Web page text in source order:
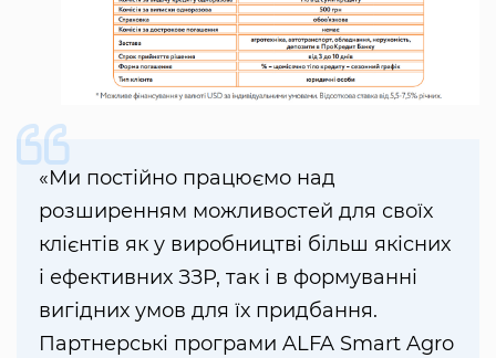
«Ми постійно працюємо над
розширенням можливостей для своїх
клієнтів як у виробництві більш якісних
і ефективних ЗЗР, так і в формуванні
вигідних умов для їх придбання.
Партнерські програми ALFA Smart Agro